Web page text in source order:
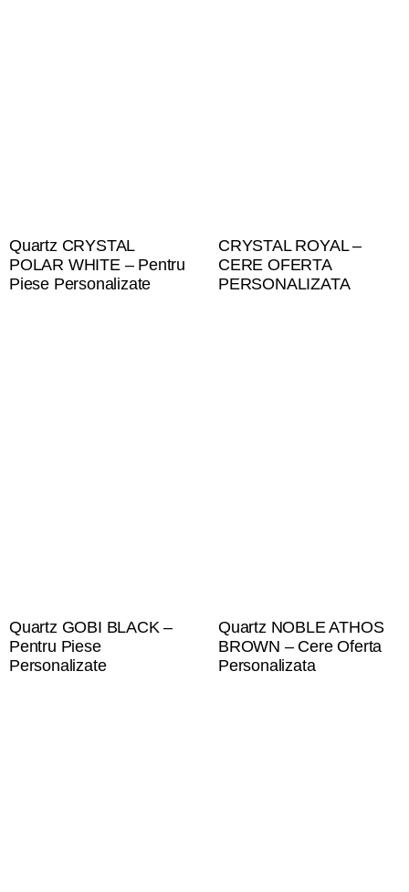
Quartz CRYSTAL
POLAR WHITE – Pentru
Piese Personalizate
CRYSTAL ROYAL –
CERE OFERTA
PERSONALIZATA
Quartz GOBI BLACK –
Pentru Piese
Personalizate
Quartz NOBLE ATHOS
BROWN – Cere Oferta
Personalizata